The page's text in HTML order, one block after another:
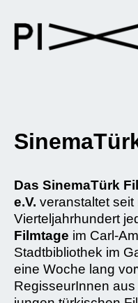
Das SinemaTürk
e.V. veranstaltet
Vierteljahrhundert
Filmtage im Carl-
Stadtbibliothek im
eine Woche lang
RegisseurInnen